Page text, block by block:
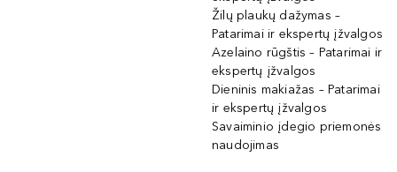
Žilų plaukų dažymas –
Patarimai ir ekspertų įžvalgos
Azelaino rūgštis – Patarimai ir
ekspertų įžvalgos
Dieninis makiažas – Patarimai
ir ekspertų įžvalgos
Savaiminio įdegio priemonės
naudojimas